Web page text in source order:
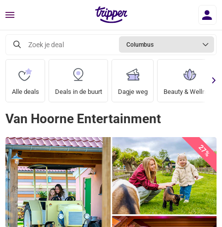
Menu
Zoek je deal Columbus
Alle deals Deals in de buurt Dagje weg Beauty & Wellness
Van Hoorne Entertainment
27%